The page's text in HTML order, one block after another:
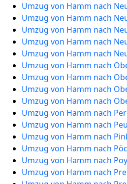
Umzug von Hamm nach
Umzug von Hamm nach
Umzug von Hamm nach
Umzug von Hamm nach
Umzug von Hamm nach
Umzug von Hamm nach
Umzug von Hamm nach
Umzug von Hamm nach
Umzug von Hamm nach
Umzug von Hamm nach
Umzug von Hamm nach
Umzug von Hamm nach
Umzug von Hamm nach
Umzug von Hamm nach
Umzug von Hamm nach